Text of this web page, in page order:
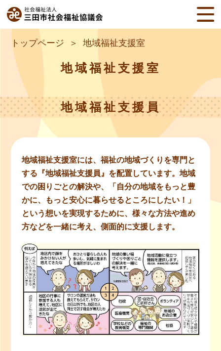
トップページ 地域福祉支援室
地域福祉支援室
地域福祉支援員
地域福祉支援室には、福祉の地域づくりを専門と
する『地域福祉支援員』を配置しています。地域
での困りごとの解決や、「自分の地域をもっと豊
かに、もっと安心に暮らせるところにしたい！」
という想いを実現するために、様々な方法や進め
方などを一緒に考え、側面的に支援します。